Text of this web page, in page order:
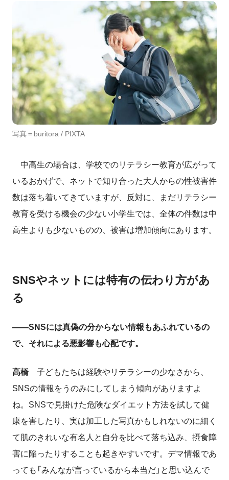
写真＝buritora / PIXTA
中高生の場合は、学校でのリテラシー教育が広がって
いるおかげで、ネットで知り合った大人からの性被害件
数は落ち着いてきていますが、反対に、まだリテラシー
教育を受ける機会の少ない小学生では、全体の件数は中
高生よりも少ないものの、被害は増加傾向にあります。
SNSやネットには特有の伝わり方があ
る
――SNSには真偽の分からない情報もあふれているの
で、それによる悪影響も心配です。
高橋子どもたちは経験やリテラシーの少なさから、
SNSの情報をうのみにしてしまう傾向がありますよ
ね。SNSで見掛けた危険なダイエット方法を試して健
康を害したり、実は加工した写真かもしれないのに細く
て肌のきれいな有名人と自分を比べて落ち込み、摂食障
害に陥ったりすることも起きやすいです。デマ情報であ
っても「みんなが言っているから本当だ」と思い込んで